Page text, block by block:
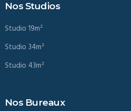
Nos Studios
Studio 19m²
Studio 34m²
Studio 43m²
Nos Bureaux